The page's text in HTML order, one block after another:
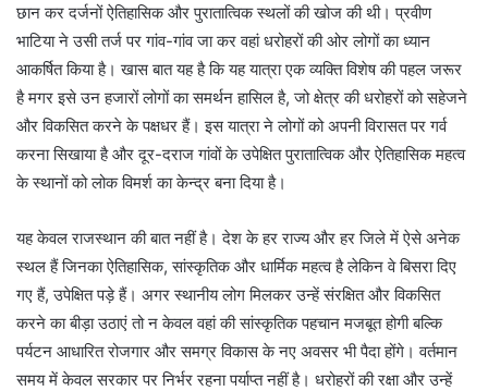
छान कर दर्जनों ऐतिहासिक और पुरातात्विक स्थलों की खोज की थी। प्रवीण
भाटिया ने उसी तर्ज पर गांव-गांव जा कर वहां धरोहरों की ओर लोगों का ध्यान
आकर्षित किया है। खास बात यह है कि यह यात्रा एक व्यक्ति विशेष की पहल जरूर
है मगर इसे उन हजारों लोगों का समर्थन हासिल है, जो क्षेत्र की धरोहरों को सहेजने
और विकसित करने के पक्षधर हैं। इस यात्रा ने लोगों को अपनी विरासत पर गर्व
करना सिखाया है और दूर-दराज गांवों के उपेक्षित पुरातात्विक और ऐतिहासिक महत्व
के स्थानों को लोक विमर्श का केन्द्र बना दिया है।
यह केवल राजस्थान की बात नहीं है। देश के हर राज्य और हर जिले में ऐसे अनेक
स्थल हैं जिनका ऐतिहासिक, सांस्कृतिक और धार्मिक महत्व है लेकिन वे बिसरा दिए
गए हैं, उपेक्षित पड़े हैं। अगर स्थानीय लोग मिलकर उन्हें संरक्षित और विकसित
करने का बीड़ा उठाएं तो न केवल वहां की सांस्कृतिक पहचान मजबूत होगी बल्कि
पर्यटन आधारित रोजगार और समग्र विकास के नए अवसर भी पैदा होंगे। वर्तमान
समय में केवल सरकार पर निर्भर रहना पर्याप्त नहीं है। धरोहरों की रक्षा और उन्हें